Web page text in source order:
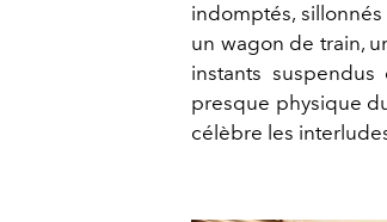
indomptés,
un wagon de train,
instants
presque physique
célèbre les